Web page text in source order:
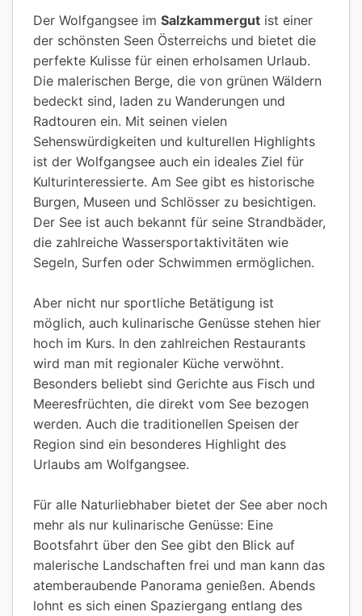
Der Wolfgangsee im Salzkammergut ist einer
der schönsten Seen Österreichs und bietet die
perfekte Kulisse für einen erholsamen Urlaub.
Die malerischen Berge, die von grünen Wäldern
bedeckt sind, laden zu Wanderungen und
Radtouren ein. Mit seinen vielen
Sehenswürdigkeiten und kulturellen Highlights
ist der Wolfgangsee auch ein ideales Ziel für
Kulturinteressierte. Am See gibt es historische
Burgen, Museen und Schlösser zu besichtigen.
Der See ist auch bekannt für seine Strandbäder,
die zahlreiche Wassersportaktivitäten wie
Segeln, Surfen oder Schwimmen ermöglichen.
Aber nicht nur sportliche Betätigung ist
möglich, auch kulinarische Genüsse stehen hier
hoch im Kurs. In den zahlreichen Restaurants
wird man mit regionaler Küche verwöhnt.
Besonders beliebt sind Gerichte aus Fisch und
Meeresfrüchten, die direkt vom See bezogen
werden. Auch die traditionellen Speisen der
Region sind ein besonderes Highlight des
Urlaubs am Wolfgangsee.
Für alle Naturliebhaber bietet der See aber noch
mehr als nur kulinarische Genüsse: Eine
Bootsfahrt über den See gibt den Blick auf
malerische Landschaften frei und man kann das
atemberaubende Panorama genießen. Abends
lohnt es sich einen Spaziergang entlang des